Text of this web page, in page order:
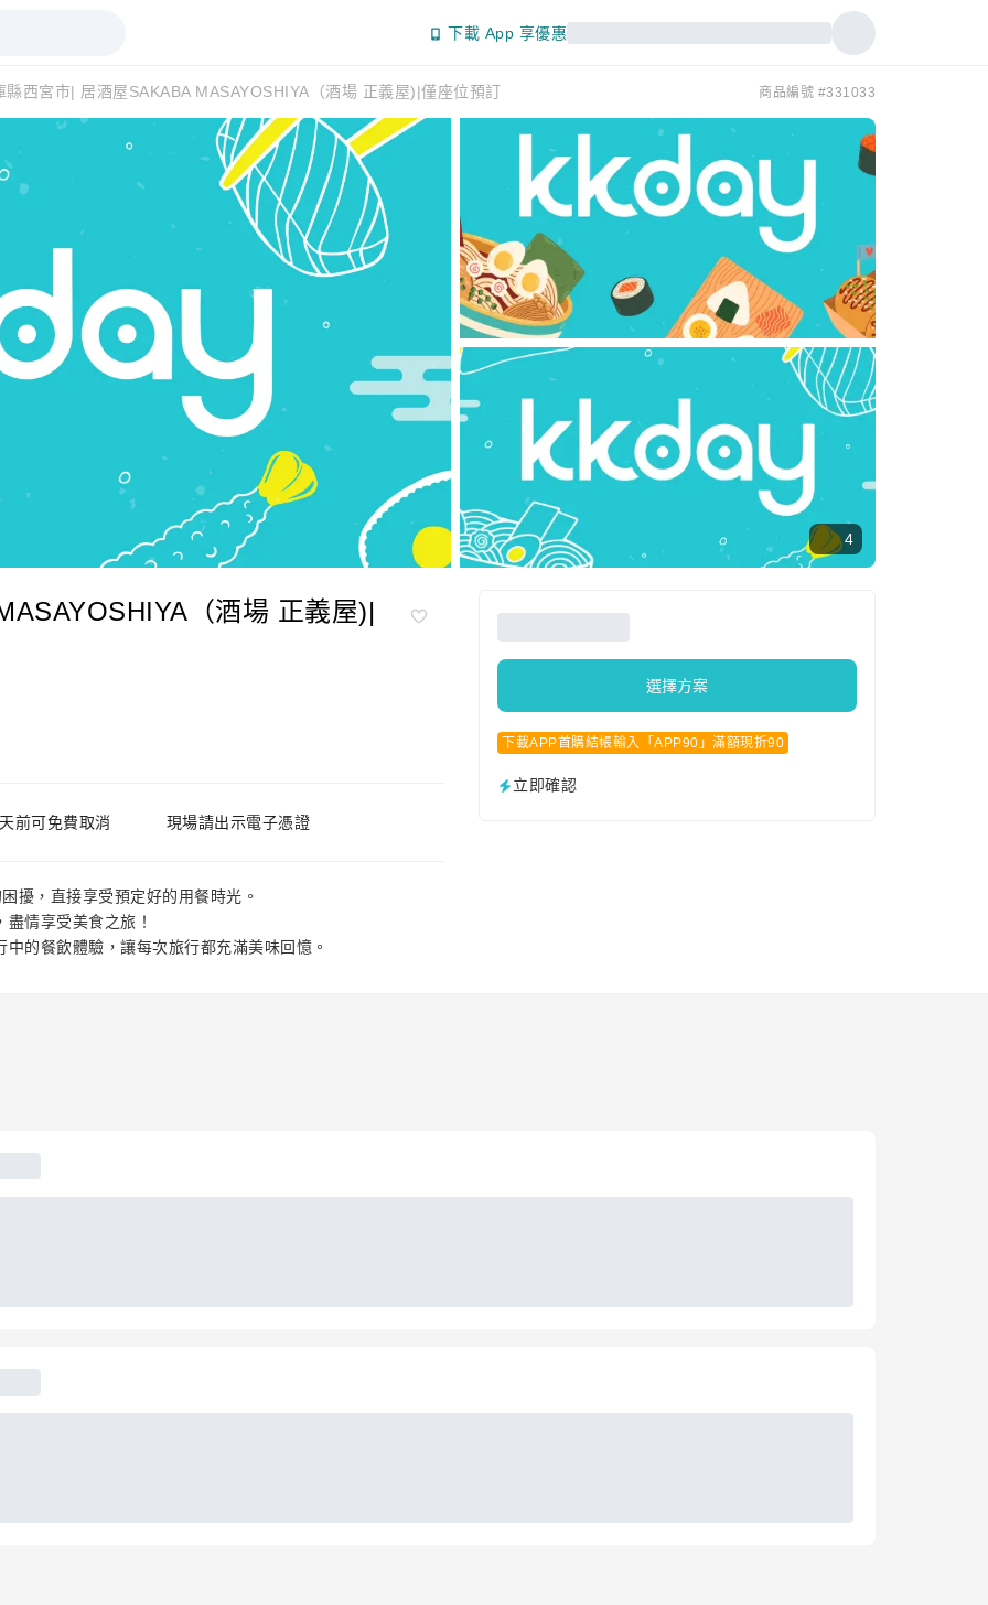
下載 App 享優惠
縣西宮市| 居酒屋SAKABA MASAYOSHIYA（酒場 正義屋)|僅座位預訂 商品編號 #331033
4
（酒場 正義屋)|
前可免費取消 現場請出示電子憑證
擾，直接享受預定好的用餐時光。
情享受美食之旅！
的餐飲體驗，讓每次旅行都充滿美味回憶。
選擇方案
下載APP首購結帳輸入「APP90」滿額現折90
立即確認